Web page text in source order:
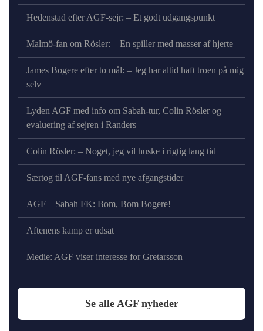
Hedenstad efter AGF-sejr: – Et godt udgangspunkt
Malmö-fan om Rösler: – En spiller med masser af hjerte
James Bogere efter to mål: – Jeg har altid haft troen på mig
selv
Lyden AGF med info om Sabah-tur, Colin Rösler og
evaluering af sejren i Randers
Colin Rösler: – Noget, jeg vil huske i rigtig lang tid
Særtog til AGF-fans med nye afgangstider
AGF – Sabah FK: Bom, Bom Bogere!
Aftenens kamp er udsat
Medie: AGF viser interesse for Gretarsson
Se alle AGF nyheder